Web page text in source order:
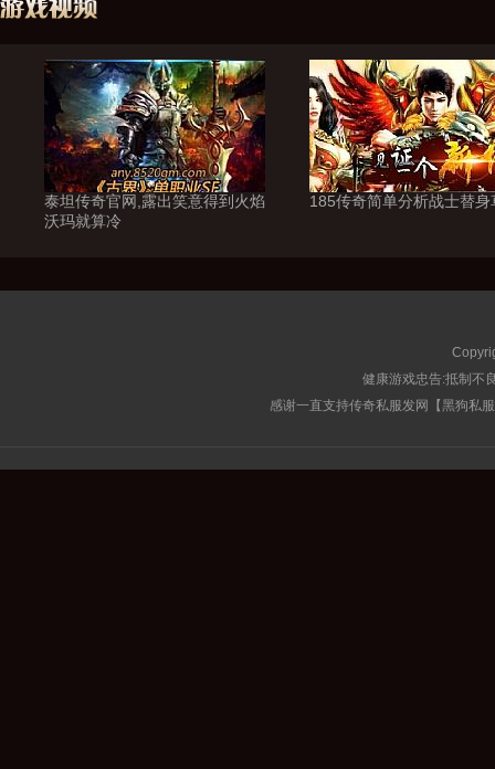
泰坦传奇官网,露出笑意得到火焰
沃玛就算冷
185传奇简单分析战士替身
健康游戏忠告:抵制不
感谢一直支持传奇私服发网【黑狗私